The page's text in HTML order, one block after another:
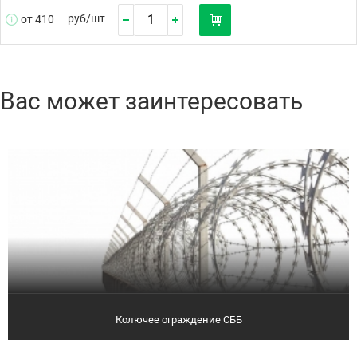
от 410 руб/шт
Вас может заинтересовать
Колючее ограждение СББ